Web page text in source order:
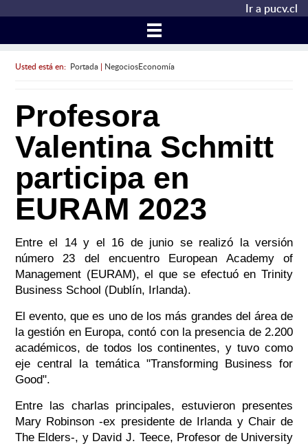
Ir a pucv.cl
Usted está en: Portada| NegociosEconomía
Profesora
Valentina Schmitt
participa en
EURAM 2023
Entre el 14 y el 16 de junio se realizó la versión
número 23 del encuentro European Academy of
Management (EURAM), el que se efectuó en Trinity
Business School (Dublín, Irlanda).
El evento, que es uno de los más grandes del área de
la gestión en Europa, contó con la presencia de 2.200
académicos, de todos los continentes, y tuvo como
eje central la temática "Transforming Business for
Good".
Entre las charlas principales, estuvieron presentes
Mary Robinson -ex presidente de Irlanda y Chair de
The Elders-, y David J. Teece, Profesor de University